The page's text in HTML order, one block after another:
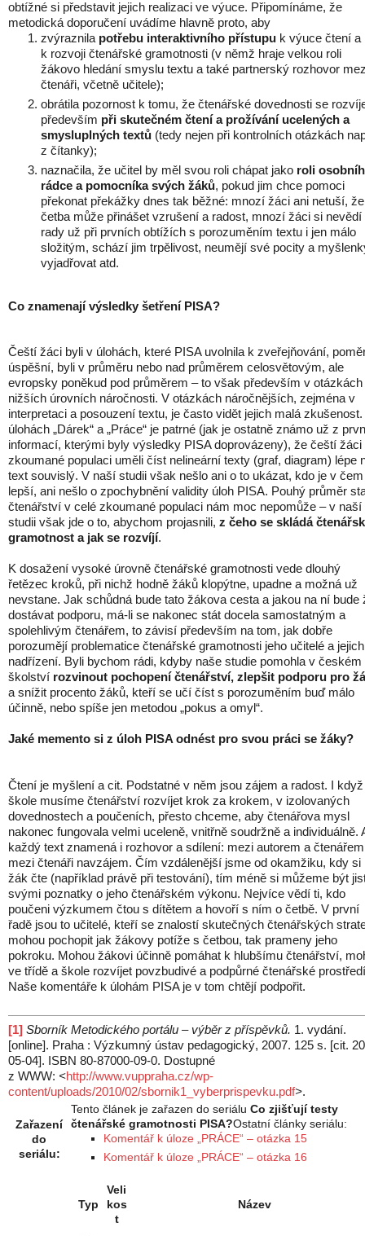
obtížné si představit jejich realizaci ve výuce. Připomínáme, že
metodická doporučení uvádíme hlavně proto, aby
zvýraznila potřebu interaktivního přístupu k výuce čtení a
k rozvoji čtenářské gramotnosti (v němž hraje velkou roli
žákovo hledání smyslu textu a také partnerský rozhovor
čtenáři, včetně učitele);
obrátila pozornost k tomu, že čtenářské dovednosti se
především při skutečném čtení a prožívání ucelených a
smysluplných textů (tedy nejen při kontrolních otázkách
z čítanky);
naznačila, že učitel by měl svou roli chápat jako roli
rádce a pomocníka svých žáků, pokud jim chce pomoci
překonat překážky dnes tak běžné: mnozí žáci ani netuší, že
četba může přinášet vzrušení a radost, mnozí žáci si nevědí
rady už při prvních obtížích s porozuměním textu i jen málo
složitým, schází jim trpělivost, neumějí své pocity a
vyjadřovat atd.
Co znamenají výsledky šetření PISA?
Čeští žáci byli v úlohách, které PISA uvolnila k zveřejňování,
úspěšní, byli v průměru nebo nad průměrem celosvětovým, ale
evropsky poněkud pod průměrem – to však především v otázkách
nižších úrovních náročnosti. V otázkách náročnějších, zejména v
interpretaci a posouzení textu, je často vidět jejich malá zkušenost.
úlohách „Dárek“ a „Práce“ je patrné (jak je ostatně známo už z
informací, kterými byly výsledky PISA doprovázeny), že čeští žáci
zkoumané populaci uměli číst nelineární texty (graf, diagram) lépe
text souvislý. V naší studii však nešlo ani o to ukázat, kdo je v čem
lepší, ani nešlo o zpochybnění validity úloh PISA. Pouhý průměr
čtenářství v celé zkoumané populaci nám moc nepomůže – v naší
studii však jde o to, abychom projasnili, z čeho se skládá
gramotnost a jak se rozvíjí.
K dosažení vysoké úrovně čtenářské gramotnosti vede dlouhý
řetězec kroků, při nichž hodně žáků klopýtne, upadne a možná už
nevstane. Jak schůdná bude tato žákova cesta a jakou na ní bude
dostávat podporu, má-li se nakonec stát docela samostatným a
spolehlivým čtenářem, to závisí především na tom, jak dobře
porozumějí problematice čtenářské gramotnosti jeho učitelé a jejich
nadřízení. Byli bychom rádi, kdyby naše studie pomohla v českém
školství rozvinout pochopení čtenářství, zlepšit podporu pro
a snížit procento žáků, kteří se učí číst s porozuměním buď málo
účinně, nebo spíše jen metodou „pokus a omyl“.
Jaké memento si z úloh PISA odnést pro svou práci se žáky?
Čtení je myšlení a cit. Podstatné v něm jsou zájem a radost. I
škole musíme čtenářství rozvíjet krok za krokem, v izolovaných
dovednostech a poučeních, přesto chceme, aby čtenářova mysl
nakonec fungovala velmi uceleně, vnitřně soudržně a individuálně.
každý text znamená i rozhovor a sdílení: mezi autorem a
mezi čtenáři navzájem. Čím vzdálenější jsme od okamžiku, kdy si
žák čte (například právě při testování), tím méně si můžeme být
svými poznatky o jeho čtenářském výkonu. Nejvíce vědí ti, kdo
poučeni výzkumem čtou s dítětem a hovoří s ním o četbě. V první
řadě jsou to učitelé, kteří se znalostí skutečných čtenářských
mohou pochopit jak žákovy potíže s četbou, tak prameny jeho
pokroku. Mohou žákovi účinně pomáhat k hlubšímu čtenářství,
ve třídě a škole rozvíjet povzbudivé a podpůrné čtenářské
Naše komentáře k úlohám PISA je v tom chtějí podpořit.
[1] Sborník Metodického portálu – výběr z příspěvků. 1. vydání.
[online]. Praha : Výzkumný ústav pedagogický, 2007. 125 s. [cit.
05-04]. ISBN 80-87000-09-0. Dostupné
z WWW: <http://www.vuppraha.cz/wp-
content/uploads/2010/02/sbornik1_vyberprispevku.pdf>.
Zařazení
do
seriálu:
Tento článek je zařazen do seriálu Co zjišťují testy
čtenářské gramotnosti PISA?Ostatní články seriálu:
Komentář k úloze „PRÁCE“ – otázka 15
Komentář k úloze „PRÁCE“ – otázka 16
Typ
Veli
kos
t
Název